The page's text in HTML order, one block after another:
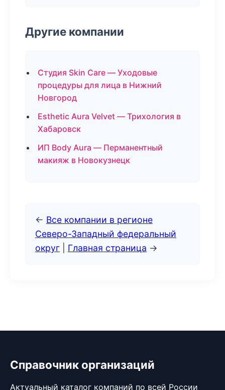
Другие компании
Студия Skin Care — Уходовые
процедуры для лица в Нижний
Новгород
Esthetic Aura Velvet — Трихология в
Хабаровск
ИП Body Aura — Перманентный
макияж в Новокузнецк
← Все компании в регионе
Северо-Западный федеральный
округ
Главная страница →
Справочник организаций
Актуальный каталог компаний по всей России